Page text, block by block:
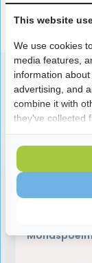
This website
We use cookies
media features,
information
advertising, and
combine it with
they've collected